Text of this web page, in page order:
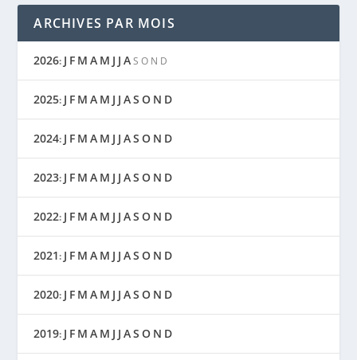
ARCHIVES PAR MOIS
2026: J F M A M J J A S O N D
2025: J F M A M J J AS O N D
2024: J F M A M J J AS O N D
2023: J F M A M J J AS O N D
2022: J F M A M J J AS O N D
2021: J F M A M J J AS O N D
2020: J F M A M J J AS O N D
2019: J F M A M J J AS O N D